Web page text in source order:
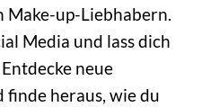
Make-up-Liebhabern.
Media und lass dich
neue
finde heraus, wie du